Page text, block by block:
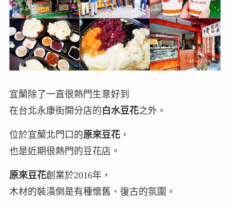
宜蘭除了一直很熱門生意好到
在台北永康街開分店的 白水豆花之外。
位於宜蘭北門口的原來豆花，
也是近期很熱門的豆花店。
原來豆花創業於2016年，
木材的裝潢倒是有種懷舊、復古的氛圍。